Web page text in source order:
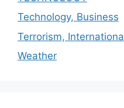
Technology, Business
Terrorism,
Weather